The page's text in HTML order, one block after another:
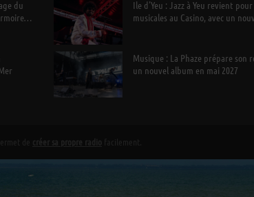
du
Ile d’Yeu : Jazz à Yeu revient
musicales au Casino, avec un
Musique : La Phaze prépare son
un nouvel album en mai 2027